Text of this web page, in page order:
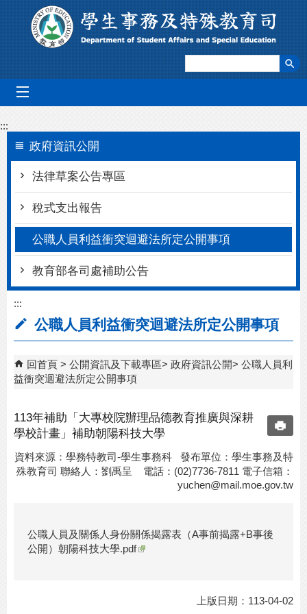
跳到主要內容區塊
:::
政府資訊公開
法律草案公告專區
稅式支出報告
公職人員利益衝突迴避法所定公開事項
教育部各司處補助公告
:::
公職人員利益衝突迴避法所定公開事項
回首頁 公開資訊及下載專區 政府資訊公開
公職人員利
益衝突迴避法所定公開事項
113年補助「大專校院辦理品德教育推廣與深耕
學校計畫」補助朝陽科技大學
資料來源：學務特教司-學生事務科 發布單位：學生事務及特
殊教育司 聯絡人：劉禹呈 電話：(02)7736-7811 電子信箱：
yuchen@mail.moe.gov.tw
公職人員及關係人身份關係揭露表（A事前揭露+B事後
公開）朝陽科技大學.pdf
上版日期：113-04-02